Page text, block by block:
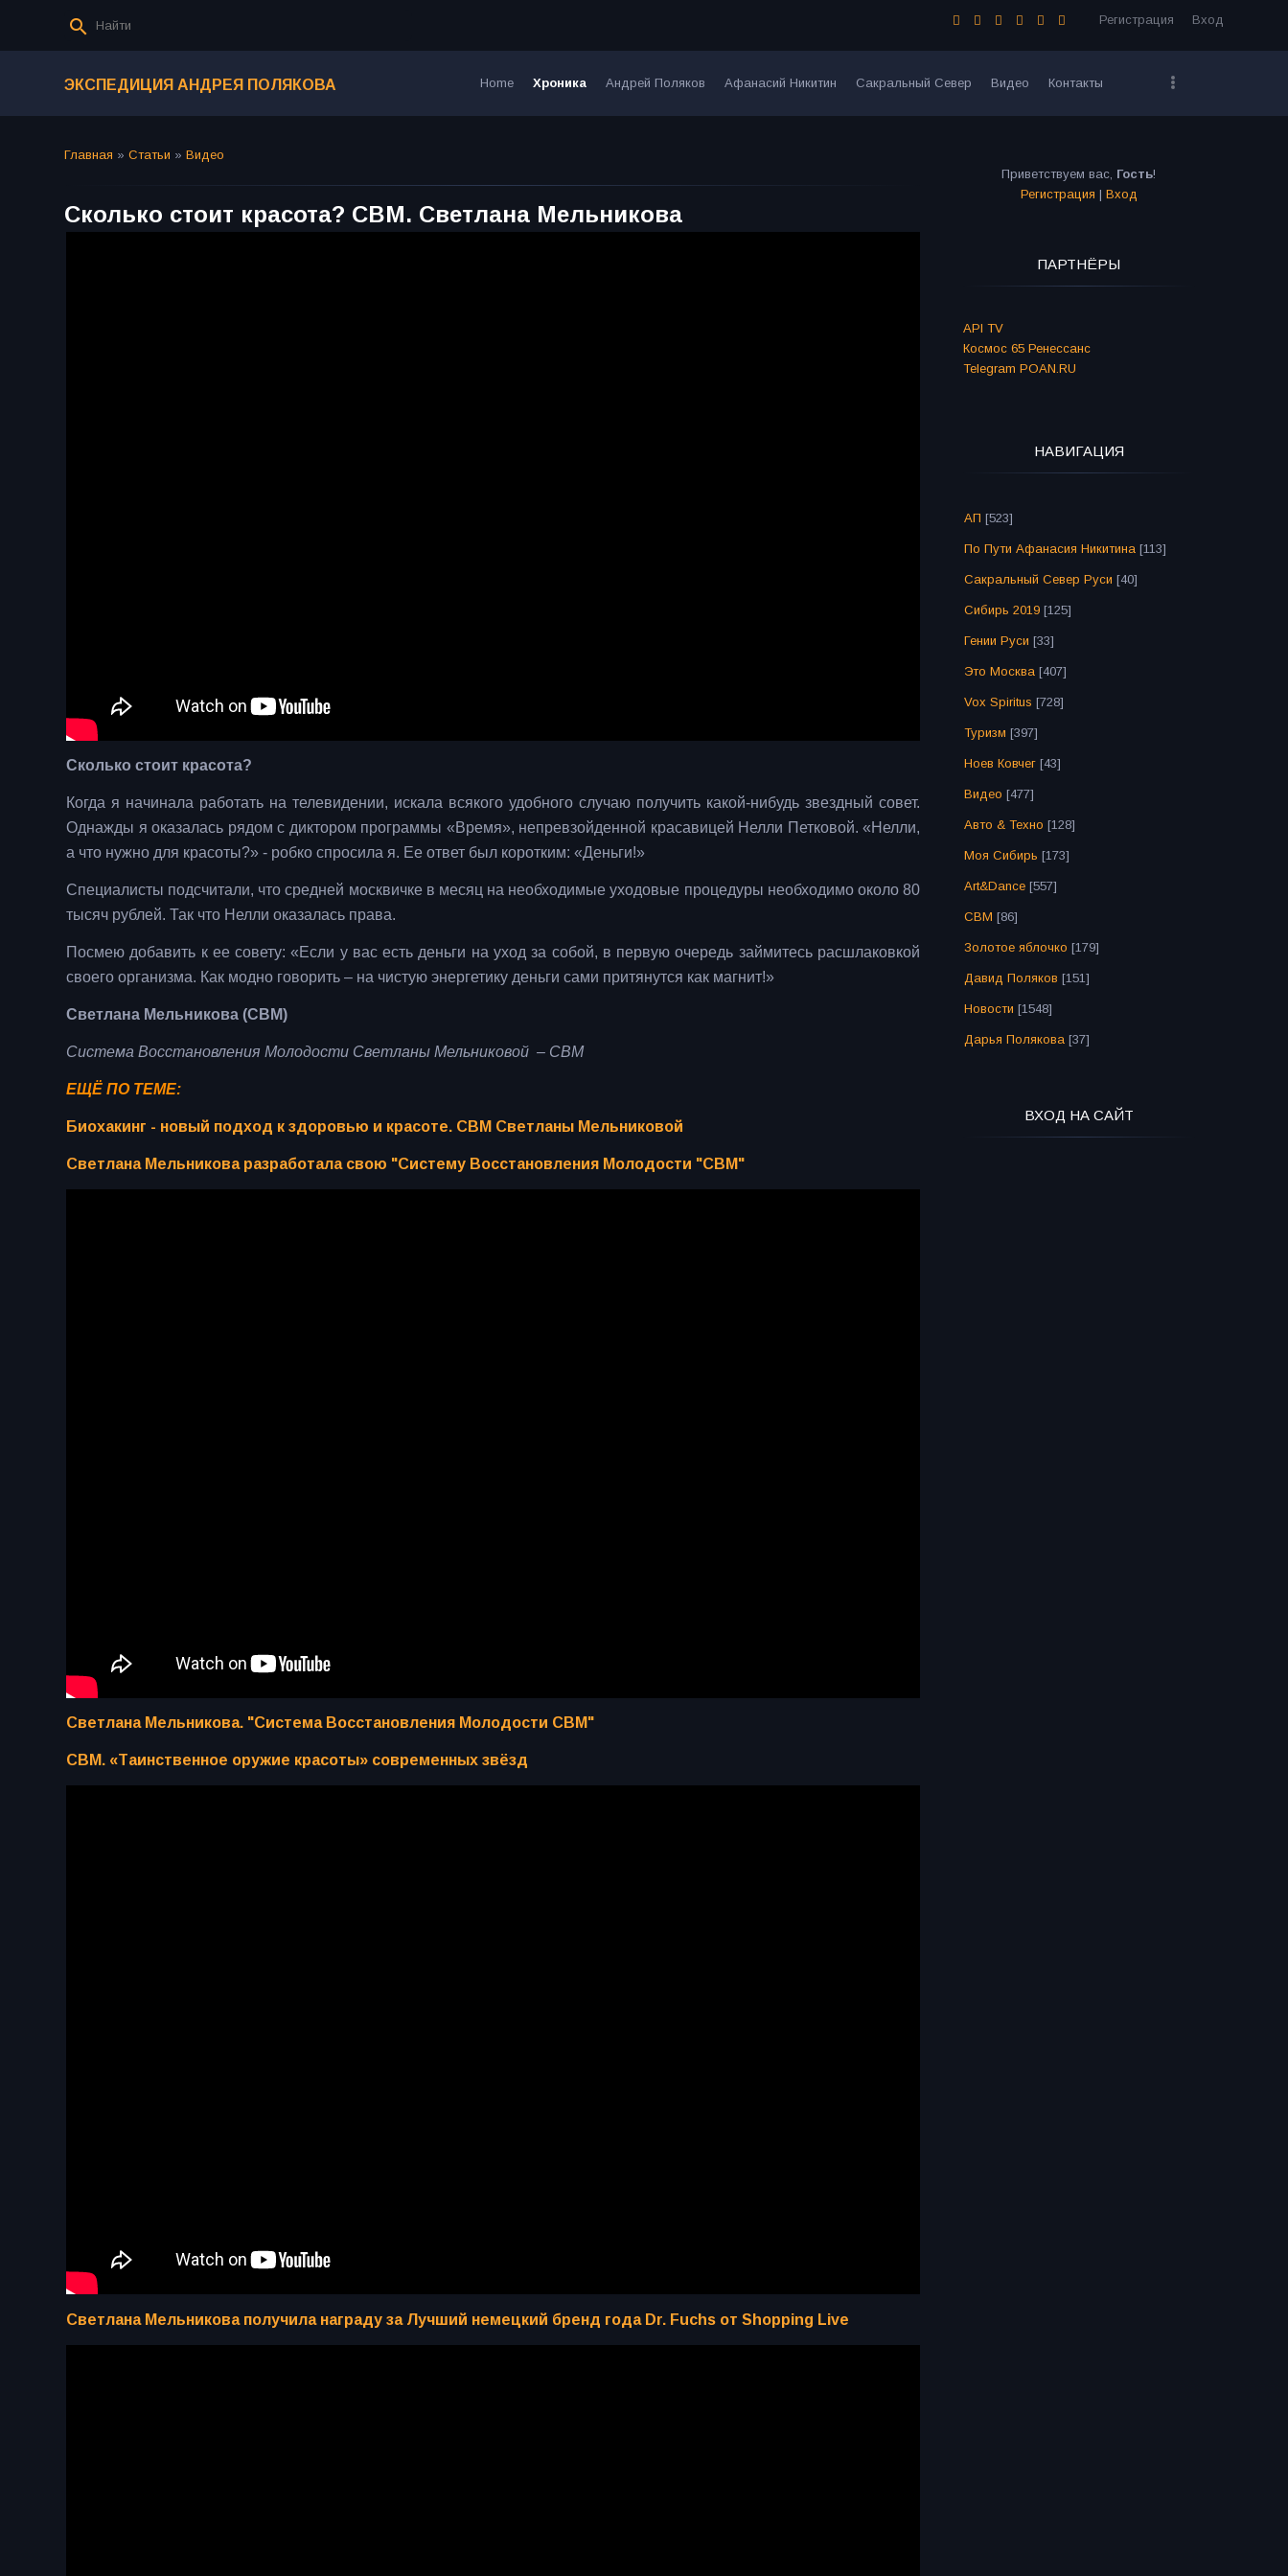
Регистрация Вход
ЭКСПЕДИЦИЯ АНДРЕЯ ПОЛЯКОВА Home Хроника Андрей Поляков Афанасий Никитин Сакральный Север Видео Контакты
Главная » Статьи » Видео
Сколько стоит красота? СВМ. Светлана Мельникова
Сколько стоит красота?
Когда я начинала работать на телевидении, искала всякого удобного случаю получить какой-нибудь звездный совет.
Однажды я оказалась рядом с диктором программы «Время», непревзойденной красавицей Нелли Петковой. «Нелли,
а что нужно для красоты?» - робко спросила я. Ее ответ был коротким: «Деньги!»
Специалисты подсчитали, что средней москвичке в месяц на необходимые уходовые процедуры необходимо около 80
тысяч рублей. Так что Нелли оказалась права.
Посмею добавить к ее совету: «Если у вас есть деньги на уход за собой, в первую очередь займитесь расшлаковкой
своего организма. Как модно говорить – на чистую энергетику деньги сами притянутся как магнит!»
Светлана Мельникова (СВМ)
Система Восстановления Молодости Светланы Мельниковой – СВМ
ЕЩЁ ПО ТЕМЕ:
Биохакинг - новый подход к здоровью и красоте. СВМ Светланы Мельниковой
Светлана Мельникова разработала свою "Систему Восстановления Молодости "СВМ"
Светлана Мельникова. "Система Восстановления Молодости СВМ"
СВМ. «Таинственное оружие красоты» современных звёзд
Светлана Мельникова получила награду за Лучший немецкий бренд года Dr. Fuchs от Shopping Live
Приветствуем вас, Гость!
Регистрация | Вход
ПАРТНЁРЫ
API TV
Космос 65 Ренессанс
Telegram POAN.RU
НАВИГАЦИЯ
АП [523]
По Пути Афанасия Никитина [113]
Сакральный Север Руси [40]
Сибирь 2019 [125]
Гении Руси [33]
Это Москва [407]
Vox Spiritus [728]
Туризм [397]
Ноев Ковчег [43]
Видео [477]
Авто & Техно [128]
Моя Сибирь [173]
Art&Dance [557]
СВМ [86]
Золотое яблочко [179]
Давид Поляков [151]
Новости [1548]
Дарья Полякова [37]
ВХОД НА САЙТ